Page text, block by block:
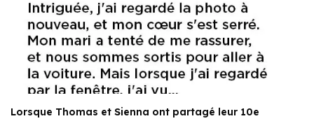
Lorsque Thomas et Sienna ont partagé leur 10e